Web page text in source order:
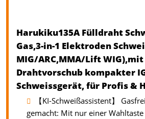
Harukiku135A Fülldraht
Gas,3-in-1 Elektroden
MIG/ARC,MMA/Lift
Drahtvorschub kompakter
Schweissgerät, für Profis &
【KI-Schweißassistent】
gemacht: Mit nur einer